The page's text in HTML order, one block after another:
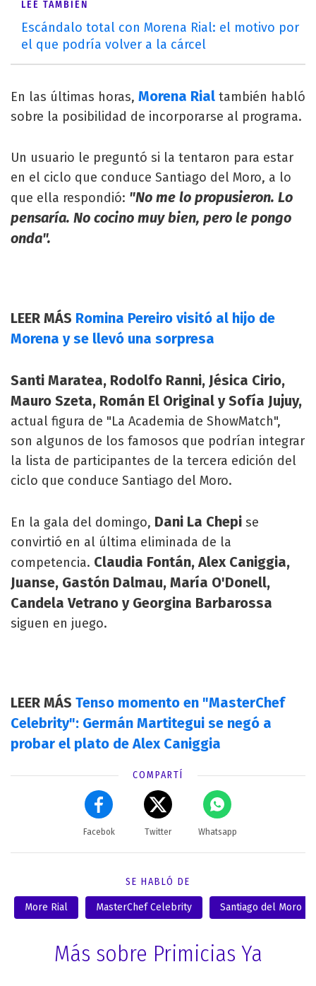
LEÉ TAMBIÉN
Escándalo total con Morena Rial: el motivo por
el que podría volver a la cárcel
En las últimas horas, Morena Rial también habló
sobre la posibilidad de incorporarse al programa.
Un usuario le preguntó si la tentaron para estar
en el ciclo que conduce Santiago del Moro, a lo
que ella respondió: "No me lo propusieron. Lo
pensaría. No cocino muy bien, pero le pongo
onda".
LEER MÁS Romina Pereiro visitó al hijo de
Morena y se llevó una sorpresa
Santi Maratea, Rodolfo Ranni, Jésica Cirio,
Mauro Szeta, Román El Original y Sofía Jujuy,
actual figura de "La Academia de ShowMatch",
son algunos de los famosos que podrían integrar
la lista de participantes de la tercera edición del
ciclo que conduce Santiago del Moro.
En la gala del domingo, Dani La Chepi se
convirtió en al última eliminada de la
competencia. Claudia Fontán, Alex Caniggia,
Juanse, Gastón Dalmau, María O'Donell,
Candela Vetrano y Georgina Barbarossa
siguen en juego.
LEER MÁS Tenso momento en "MasterChef
Celebrity": Germán Martitegui se negó a
probar el plato de Alex Caniggia
COMPARTÍ
Facebok Twitter Whatsapp
SE HABLÓ DE
More Rial MasterChef Celebrity Santiago del Moro
Más sobre Primicias Ya